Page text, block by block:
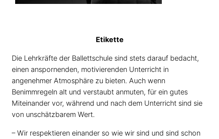
Etikette
Die Lehrkräfte der Ballettschule sind stets darauf bedacht,
einen anspornenden, motivierenden Unterricht in
angenehmer Atmosphäre zu bieten. Auch wenn
Benimmregeln alt und verstaubt anmuten, für ein gutes
Miteinander vor, während und nach dem Unterricht sind sie
von unschätzbarem Wert.
– Wir respektieren einander so wie wir sind und sind schon